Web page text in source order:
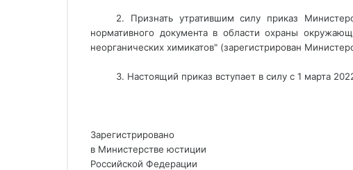
2. Признать утратившим силу приказ
нормативного документа в области охраны
неорганических химикатов" (зарегистрирован
3. Настоящий приказ вступает в силу с 1 марта
Зарегистрировано
в Министерстве юстиции
Российской Федерации